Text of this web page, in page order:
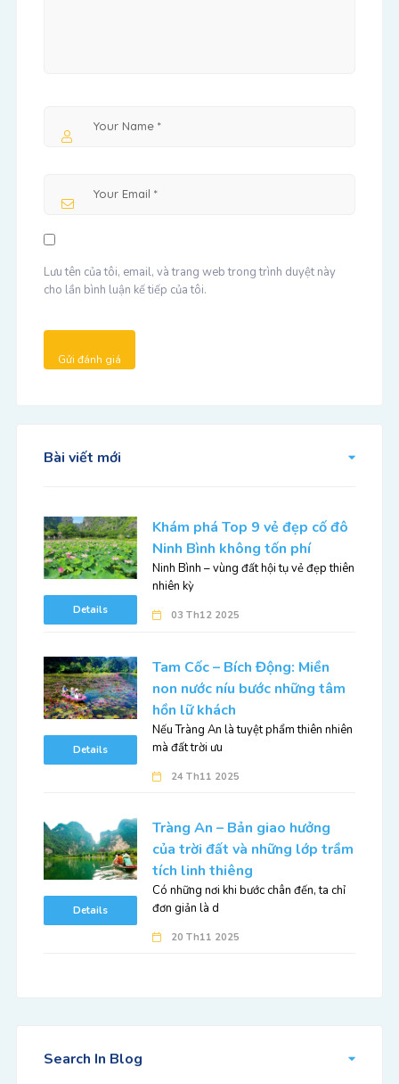
Lưu tên của tôi, email, và trang web trong trình duyệt này
cho lần bình luận kế tiếp của tôi.
Bài viết mới
Details
Khám phá Top 9 vẻ đẹp cố đô
Ninh Bình không tốn phí
Ninh Bình – vùng đất hội tụ vẻ đẹp thiên
nhiên kỳ
03 Th12 2025
Details
Tam Cốc – Bích Động: Miền
non nước níu bước những tâm
hồn lữ khách
Nếu Tràng An là tuyệt phẩm thiên nhiên
mà đất trời ưu
24 Th11 2025
Details
Tràng An – Bản giao hưởng
của trời đất và những lớp trầm
tích linh thiêng
Có những nơi khi bước chân đến, ta chỉ
đơn giản là d
20 Th11 2025
Search In Blog